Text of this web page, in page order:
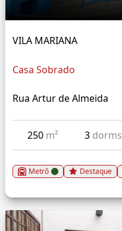
VILA MARIANA
Casa Sobrado
Rua Artur de Almeida
250 m² 3 dorms
Metrô Destaque